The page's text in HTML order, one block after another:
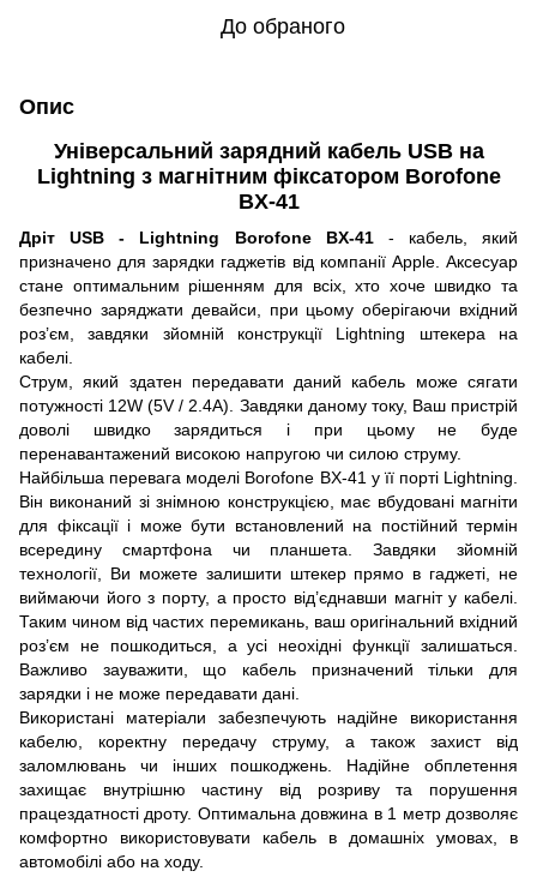
До обраного
Опис
Універсальний зарядний кабель USB на
Lightning з магнітним фіксатором Borofone
BX-41
Дріт USB - Lightning Borofone BX-41- кабель, який
призначено для зарядки гаджетів від компанії Apple. Аксесуар
стане оптимальним рішенням для всіх, хто хоче швидко та
безпечно заряджати девайси, при цьому оберігаючи вхідний
роз’єм, завдяки зйомній конструкції Lightning штекера на
кабелі.
Струм, який здатен передавати даний кабель може сягати
потужності 12W (5V / 2.4A). Завдяки даному току, Ваш пристрій
доволі швидко зарядиться і при цьому не буде
перенавантажений високою напругою чи силою струму.
Найбільша перевага моделі Borofone BX-41 у її порті Lightning.
Він виконаний зі знімною конструкцією, має вбудовані магніти
для фіксації і може бути встановлений на постійний термін
всередину смартфона чи планшета. Завдяки зйомній
технології, Ви можете залишити штекер прямо в гаджеті, не
виймаючи його з порту, а просто від’єднавши магніт у кабелі.
Таким чином від частих перемикань, ваш оригінальний вхідний
роз’єм не пошкодиться, а усі неохідні функції залишаться.
Важливо зауважити, що кабель призначений тільки для
зарядки і не може передавати дані.
Використані матеріали забезпечують надійне використання
кабелю, коректну передачу струму, а також захист від
заломлювань чи інших пошкоджень. Надійне обплетення
захищає внутрішню частину від розриву та порушення
працездатності дроту. Оптимальна довжина в 1 метр дозволяє
комфортно використовувати кабель в домашніх умовах, в
автомобілі або на ходу.